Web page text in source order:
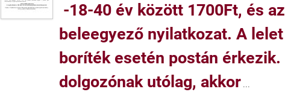
-18-40 év között 1700Ft, és
beleegyező nyilatkozat. A
boríték esetén postán
dolgozónak utólag, akkor ...